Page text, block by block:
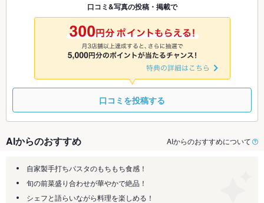
◎ ◎ ◎
9/5
◎
9/6
◎
9/7
◎
口コミ&写真の投稿・掲載で
口コミを投稿する
AIからのおすすめ AIからのおすすめについて
自家製手打ちパスタのもちもち食感！
旬の前菜盛り合わせが華やかで絶品！
シェフと語らいながら料理を楽しめる！